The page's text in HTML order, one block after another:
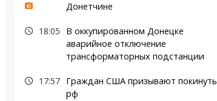
Донетчине
18:05
В оккупированном Донецке
аварийное отключение
трансформаторных подстанции
17:57
Граждан США призывают покинуть
рф